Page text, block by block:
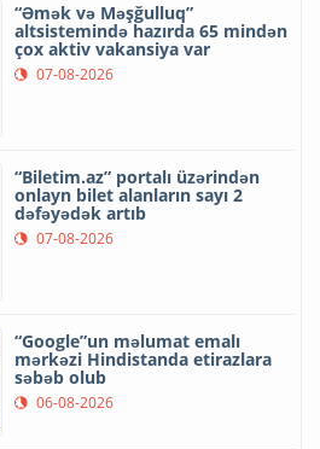
“Əmək və Məşğulluq”
altsistemində hazırda 65 mindən
çox aktiv vakansiya var
07-08-2026
“Biletim.az” portalı üzərindən
onlayn bilet alanların sayı 2
dəfəyədək artıb
07-08-2026
“Google”un məlumat emalı
mərkəzi Hindistanda etirazlara
səbəb olub
06-08-2026